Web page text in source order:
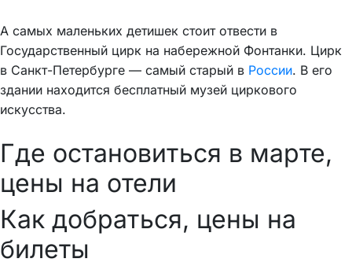
А самых маленьких детишек стоит отвести в
Государственный цирк на набережной Фонтанки. Цирк
в Санкт-Петербурге — самый старый в России. В его
здании находится бесплатный музей циркового
искусства.
Где остановиться в марте,
цены на отели
Как добраться, цены на
билеты